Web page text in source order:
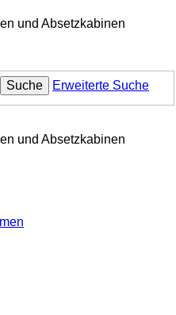
und Absetzkabinen
Suche Erweiterte Suche
und Absetzkabinen